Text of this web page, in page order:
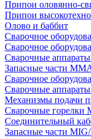
Припои оловянно-
Припои
Олово и баббит
Сварочное
Сварочное
Сварочные
Запасные части
Сварочное
Сварочные
Механизмы подачи
Сварочные горелки
Соединительный
Запасные части